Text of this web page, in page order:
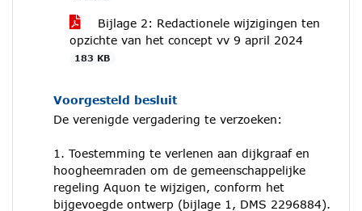
Bijlage 2: Redactionele wijzigingen ten
opzichte van het concept vv 9 april 2024
183 KB
Voorgesteld besluit
De verenigde vergadering te verzoeken:
1. Toestemming te verlenen aan dijkgraaf en
hoogheemraden om de gemeenschappelijke
regeling Aquon te wijzigen, conform het
bijgevoegde ontwerp (bijlage 1, DMS 2296884).